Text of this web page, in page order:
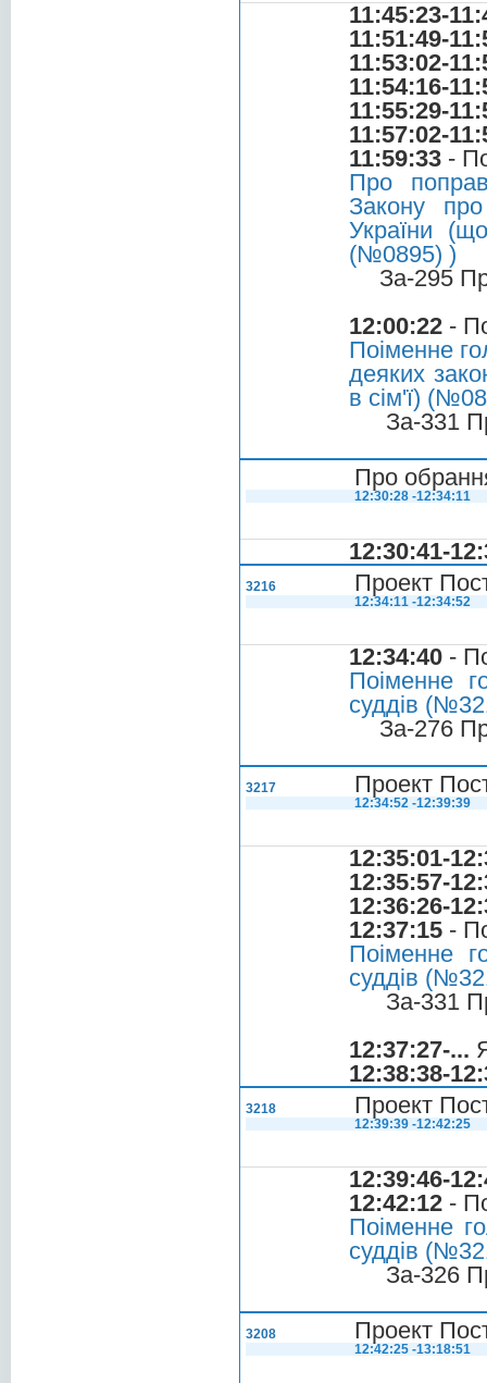
11:45:23-
11:51:49-
11:53:02-
11:54:16-
11:55:29-
11:57:02-
11:59:33 -
Про
Закону
України
(№0895) )
За-295
12:00:22 -
Поіменне
деяких
в сім'ї)
За-331
Про
12:30:28 -12:34:11
12:30:41-
3216 Проект
12:34:11 -12:34:52
12:34:40 -
Поіменне
суддів
За-276
3217 Проект
12:34:52 -12:39:39
12:35:01-
12:35:57-
12:36:26-
12:37:15 -
Поіменне
суддів
За-331
12:37:27-...
12:38:38-
3218 Проект
12:39:39 -12:42:25
12:39:46-
12:42:12 -
Поіменне
суддів
За-326
3208 Проект
12:42:25 -13:18:51